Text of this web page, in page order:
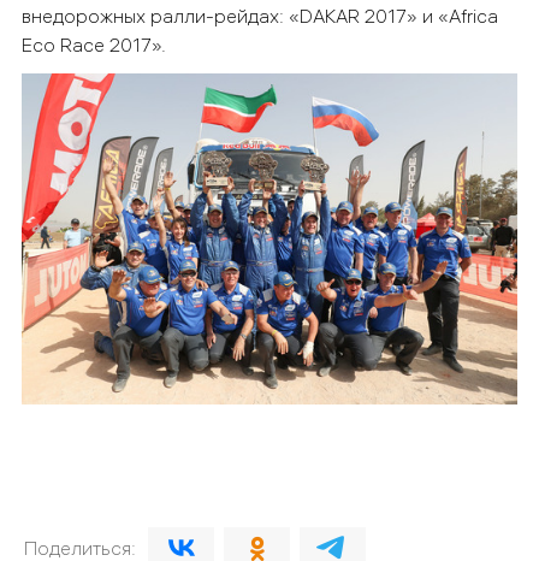
внедорожных ралли-рейдах: «DAKAR 2017» и «Africa
Eco Race 2017».
Поделиться: